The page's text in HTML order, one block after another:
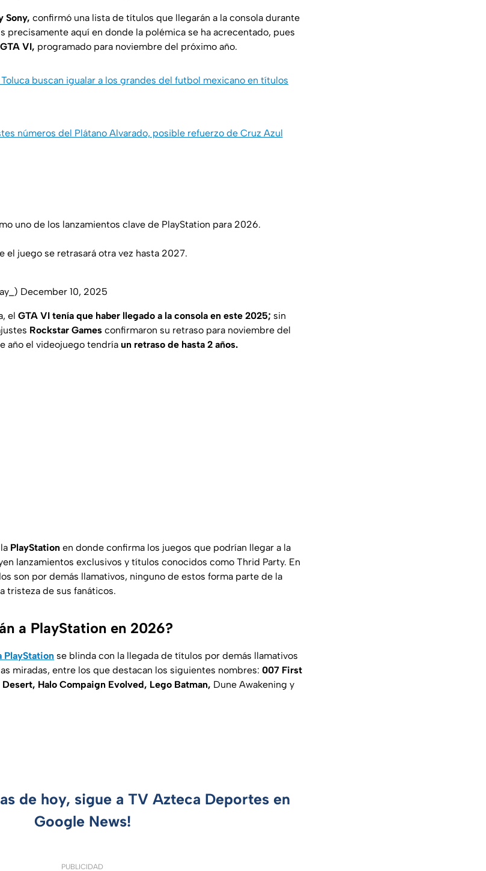
Sony, confirmó una lista de títulos que llegarán a la consola durante
precisamente aquí en donde la polémica se ha acrecentado, pues
VI, programado para noviembre del próximo año.
buscan igualar a los grandes del futbol mexicano en títulos
números del Plátano Alvarado, posible refuerzo de Cruz Azul
uno de los lanzamientos clave de PlayStation para 2026.
el juego se retrasará otra vez hasta 2027.
December 10, 2025
el GTA VI tenía que haber llegado a la consola en este 2025; sin
Rockstar Games confirmaron su retraso para noviembre del
año el videojuego tendría un retraso de hasta 2 años.
PlayStation en donde confirma los juegos que podrían llegar a la
lanzamientos exclusivos y títulos conocidos como Thrid Party. En
son por demás llamativos, ninguno de estos forma parte de la
tristeza de sus fanáticos.
a PlayStation en 2026?
PlayStation se blinda con la llegada de títulos por demás llamativos
miradas, entre los que destacan los siguientes nombres: 007 First
Halo Compaign Evolved, Lego Batman, Dune Awakening y
de hoy, sigue a TV Azteca Deportes en
Google News!
PUBLICIDAD